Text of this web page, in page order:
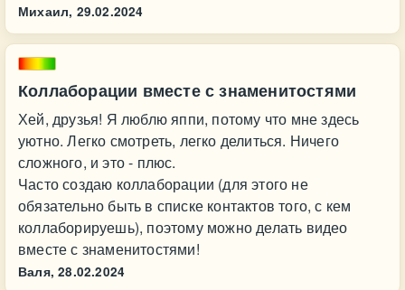
Михаил, 29.02.2024
Коллаборации вместе с знаменитостями
Хей, друзья! Я люблю яппи, потому что мне здесь
уютно. Легко смотреть, легко делиться. Ничего
сложного, и это - плюс.
Часто создаю коллаборации (для этого не
обязательно быть в списке контактов того, с кем
коллаборируешь), поэтому можно делать видео
вместе с знаменитостями!
Валя, 28.02.2024